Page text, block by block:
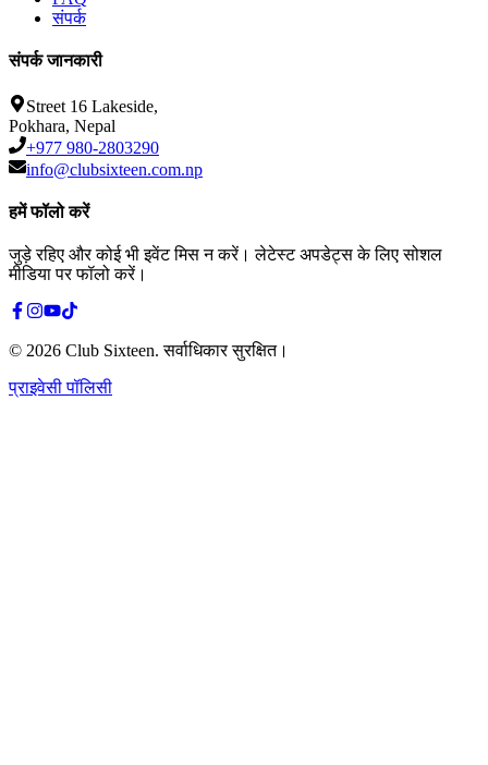
संपर्क
संपर्क जानकारी
Street 16 Lakeside,
Pokhara, Nepal
+977 980-2803290
info@clubsixteen.com.np
हमें फॉलो करें
जुड़े रहिए और कोई भी इवेंट मिस न करें। लेटेस्ट अपडेट्स के लिए सोशल
मीडिया पर फॉलो करें।
© 2026 Club Sixteen.सर्वाधिकार सुरक्षित।
प्राइवेसी पॉलिसी